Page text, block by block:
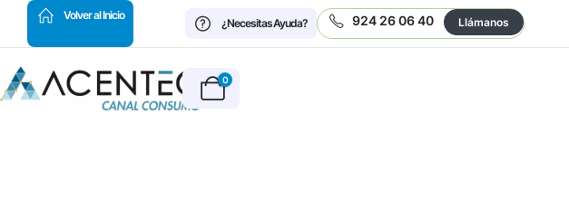
Volver al Inicio
¿Necesitas Ayuda?
924 26 06 40 Llámanos
0